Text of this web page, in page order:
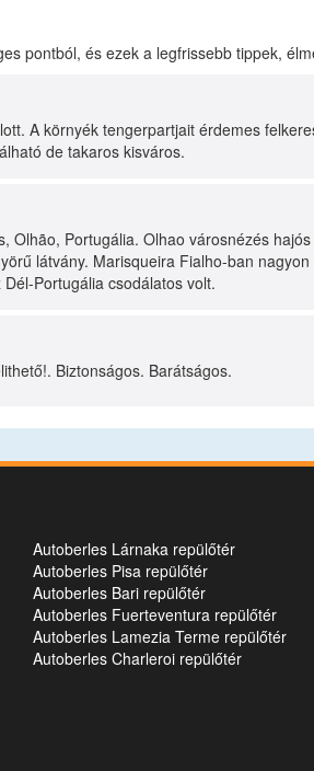
pontból, és ezek a legfrissebb tippek,
A környék tengerpartjait érdemes
de takaros kisváros.
Olhão, Portugália. Olhao városnézés
látvány. Marisqueira Fialho-ban
Portugália csodálatos volt.
Biztonságos. Barátságos.
Autoberles Lárnaka repülőtér
Autoberles Pisa repülőtér
Autoberles Bari repülőtér
Autoberles Fuerteventura repülőtér
Autoberles Lamezia Terme repülőtér
Autoberles Charleroi repülőtér